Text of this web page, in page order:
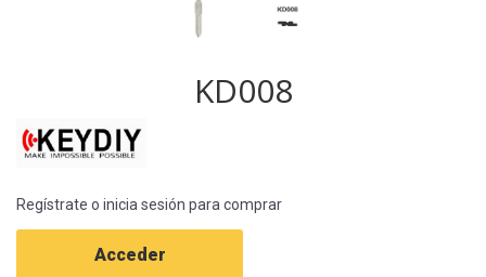
KD008
Regístrate o inicia sesión para comprar
Acceder